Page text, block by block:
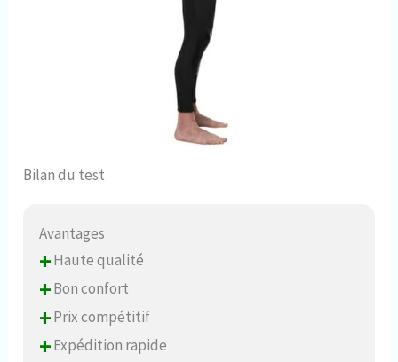
Bilan du test
Avantages
+Haute qualité
+Bon confort
+Prix compétitif
+Expédition rapide